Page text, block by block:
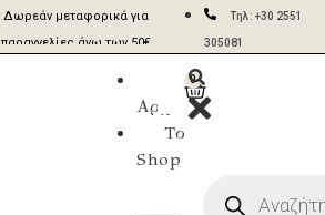
Δωρεάν μεταφορικά για
παραγγελίες άνω των 50€
Aποστολές σε 2-5 ημέρες
με ACS & BOX NOW
Τηλ: +30 2551
305081
Αρχική
Το
Shop
0